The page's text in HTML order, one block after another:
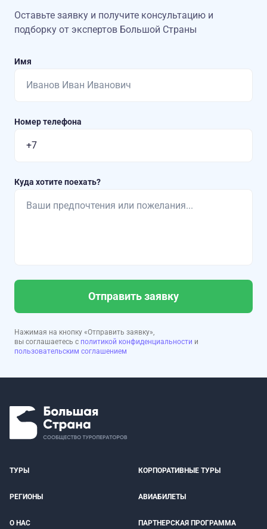
Оставьте заявку и получите консультацию и
подборку от экспертов Большой Страны
Имя
Номер телефона
Куда хотите поехать?
Отправить заявку
Нажимая на кнопку «Отправить заявку»,
вы соглашаетесь с политикой конфиденциальности и
пользовательским соглашением
ТУРЫ КОРПОРАТИВНЫЕ ТУРЫ
РЕГИОНЫ АВИАБИЛЕТЫ
О НАС ПАРТНЕРСКАЯ ПРОГРАММА